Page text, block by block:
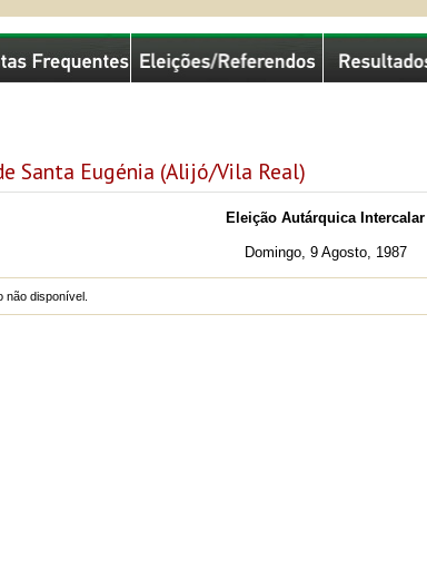
Santa Eugénia (Alijó/Vila Real)
Eleição Autárquica Intercalar
Domingo, 9 Agosto, 1987
não disponível.
de Eleições